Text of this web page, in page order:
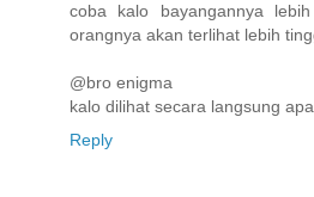
coba kalo bayangannya
orangnya akan terlihat lebih
@bro enigma
kalo dilihat secara langsung
Reply